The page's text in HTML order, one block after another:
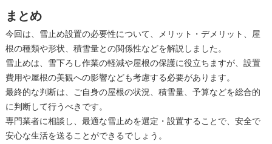
まとめ
今回は、雪止め設置の必要性について、メリット・デメリット、屋
根の種類や形状、積雪量との関係性などを解説しました。
雪止めは、雪下ろし作業の軽減や屋根の保護に役立ちますが、設置
費用や屋根の美観への影響なども考慮する必要があります。
最終的な判断は、ご自身の屋根の状況、積雪量、予算などを総合的
に判断して行うべきです。
専門業者に相談し、最適な雪止めを選定・設置することで、安全で
安心な生活を送ることができるでしょう。